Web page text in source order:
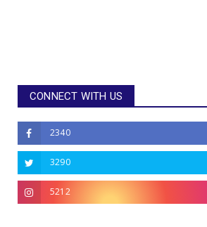
CONNECT WITH US
2340
3290
5212